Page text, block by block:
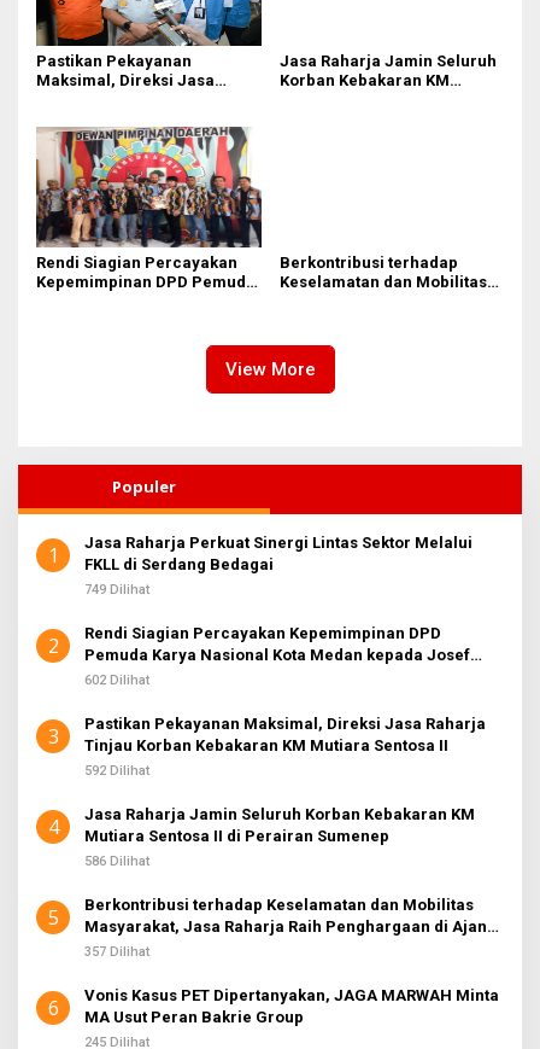
Pastikan Pekayanan
Maksimal, Direksi Jasa
Sentosa II
Jasa Raharja Jamin Seluruh
Korban Kebakaran KM
Rendi Siagian Percayakan
Kepemimpinan DPD Pemuda
Berkontribusi terhadap
Keselamatan dan Mobilitas
Awards 2026
View More
Populer
1
Jasa Raharja Perkuat Sinergi Lintas Sektor Melalui
FKLL di Serdang Bedagai
749 Dilihat
2
Rendi Siagian Percayakan Kepemimpinan DPD
Pemuda Karya Nasional Kota Medan kepada Josef
Sembiring
602 Dilihat
3
Pastikan Pekayanan Maksimal, Direksi Jasa Raharja
Tinjau Korban Kebakaran KM Mutiara Sentosa II
592 Dilihat
4
Jasa Raharja Jamin Seluruh Korban Kebakaran KM
Mutiara Sentosa II di Perairan Sumenep
586 Dilihat
5
Berkontribusi terhadap Keselamatan dan Mobilitas
Masyarakat, Jasa Raharja Raih Penghargaan di Ajang
Transportasi Indonesia Awards 2026
357 Dilihat
6
Vonis Kasus PET Dipertanyakan, JAGA MARWAH Minta
MA Usut Peran Bakrie Group
245 Dilihat